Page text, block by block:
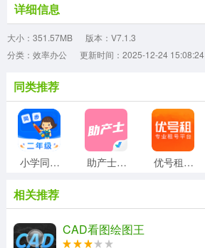
详细信息
大小：351.57MB
版本：V7.1.3
分类：效率办公
更新时间：2025-12-24 15:08:24
同类推荐
小学同步二年级 助产士考试聚题库 优号租安装
相关推荐
CAD看图绘图王